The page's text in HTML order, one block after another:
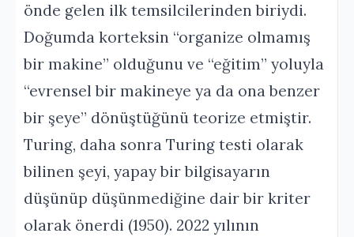
önde gelen ilk temsilcilerinden biriydi.
Doğumda korteksin “organize olmamış
bir makine” olduğunu ve “eğitim” yoluyla
“evrensel bir makineye ya da ona benzer
bir şeye” dönüştüğünü teorize etmiştir.
Turing, daha sonra Turing testi olarak
bilinen şeyi, yapay bir bilgisayarın
düşünüp düşünmediğine dair bir kriter
olarak önerdi (1950). 2022 yılının